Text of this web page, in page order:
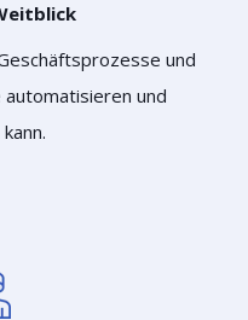
und
automatisieren und